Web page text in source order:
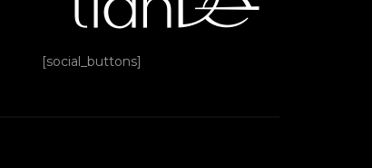
[social_buttons]